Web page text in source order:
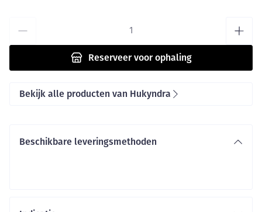
Reserveervoor ophaling
Bekijk alle producten van Hukyndra
Beschikbare leveringsmethoden